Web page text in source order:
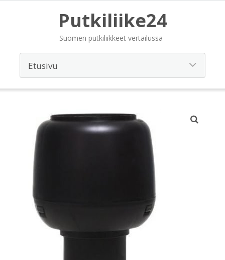
Putkiliike24
Suomen putkiliikkeet vertailussa